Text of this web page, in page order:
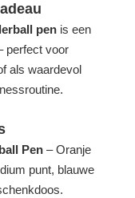
penis een
perfect voor
als waardevol
Pen– Oranje
punt, blauwe